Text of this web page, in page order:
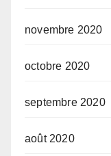
novembre 2020
octobre 2020
septembre 2020
août 2020